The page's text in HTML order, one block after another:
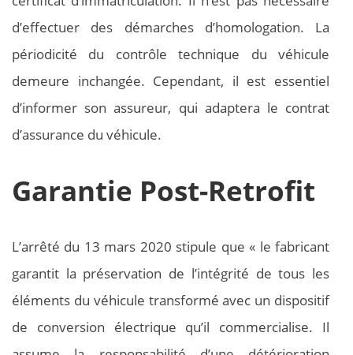
d’effectuer des démarches d’homologation. La
périodicité du contrôle technique du véhicule
demeure inchangée. Cependant, il est essentiel
d’informer son assureur, qui adaptera le contrat
d’assurance du véhicule.
Garantie Post-Retrofit
L’arrêté du 13 mars 2020 stipule que « le fabricant
garantit la préservation de l’intégrité de tous les
éléments du véhicule transformé avec un dispositif
de conversion électrique qu’il commercialise. Il